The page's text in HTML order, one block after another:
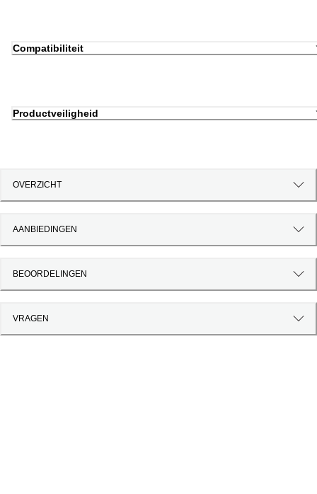
Compatibiliteit
Productveiligheid
OVERZICHT
AANBIEDINGEN
BEOORDELINGEN
VRAGEN